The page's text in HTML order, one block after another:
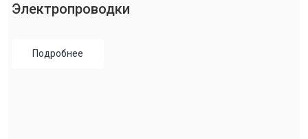
Электропроводки
Подробнее